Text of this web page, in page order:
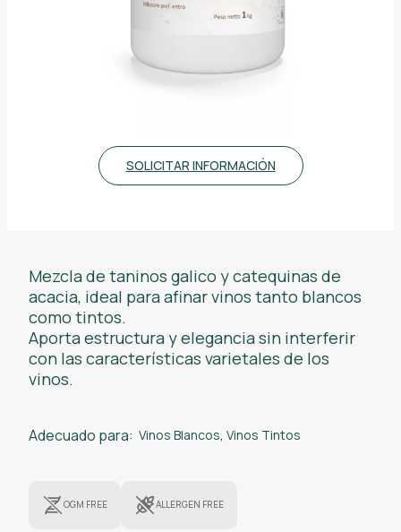
SOLICITAR INFORMACIÓN
Mezcla de taninos galico y catequinas de
acacia, ideal para afinar vinos tanto blancos
como tintos.
Aporta estructura y elegancia sin interferir
con las características varietales de los
vinos.
Adecuado para: Vinos Blancos, Vinos Tintos
OGM FREE ALLERGEN FREE